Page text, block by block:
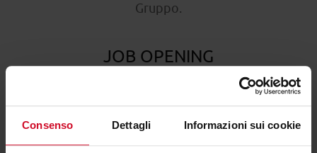
Consenso Dettagli Informazioni sui cookie
Gruppo.
JOB OPENING
Trova l'occasione giusta per te!